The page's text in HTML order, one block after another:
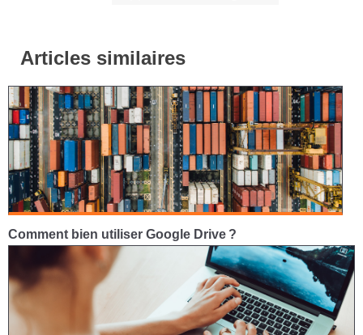
Articles similaires
Comment bien utiliser Google Drive ?